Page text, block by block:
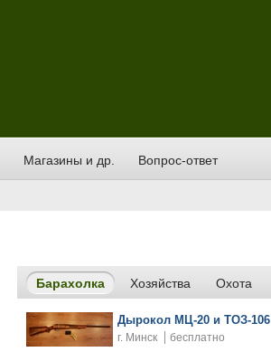
Магазины и др. Вопрос-ответ
Барахолка Хозяйства Охота
Дырокол МЦ-20 и ТОЗ-106
г. Минск бесплатно